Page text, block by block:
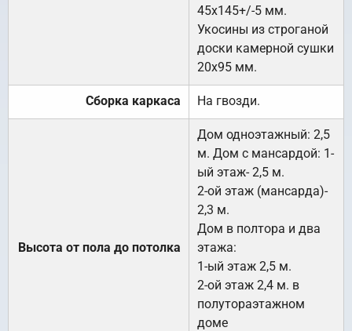
45х145+/-5 мм.
Укосины из строганой
доски камерной сушки
20х95 мм.
Сборка каркаса На гвозди.
Высота от пола до потолка
Дом одноэтажный: 2,5
м. Дом с мансардой: 1-
ый этаж- 2,5 м.
2-ой этаж (мансарда)-
2,3 м.
Дом в полтора и два
этажа:
1-ый этаж 2,5 м.
2-ой этаж 2,4 м. в
полутораэтажном
доме